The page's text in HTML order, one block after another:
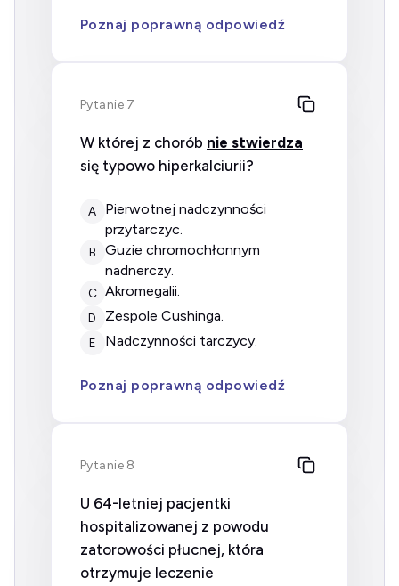
Poznaj poprawną odpowiedź
Pytanie 7
W której z chorób nie stwierdza
się typowo hiperkalciurii?
A
pierwotnej nadczynności
przytarczyc.
B
guzie chromochłonnym
nadnerczy.
C akromegalii.
D zespole Cushinga.
E nadczynności tarczycy.
Poznaj poprawną odpowiedź
Pytanie 8
U 64-letniej pacjentki
hospitalizowanej z powodu
zatorowości płucnej, która
otrzymuje leczenie